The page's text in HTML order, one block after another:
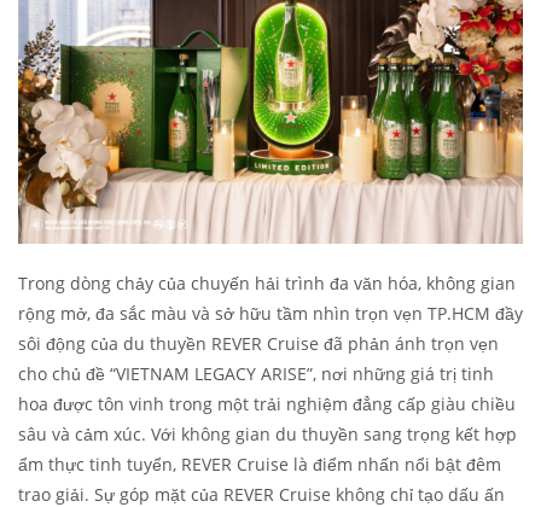
Trong dòng chảy của chuyến hải trình đa văn hóa, không gian
rộng mở, đa sắc màu và sở hữu tầm nhìn trọn vẹn TP.HCM đầy
sôi động của du thuyền REVER Cruise đã phản ánh trọn vẹn
cho chủ đề “VIETNAM LEGACY ARISE”, nơi những giá trị tinh
hoa được tôn vinh trong một trải nghiệm đẳng cấp giàu chiều
sâu và cảm xúc. Với không gian du thuyền sang trọng kết hợp
ẩm thực tinh tuyển, REVER Cruise là điểm nhấn nổi bật đêm
trao giải. Sự góp mặt của REVER Cruise không chỉ tạo dấu ấn